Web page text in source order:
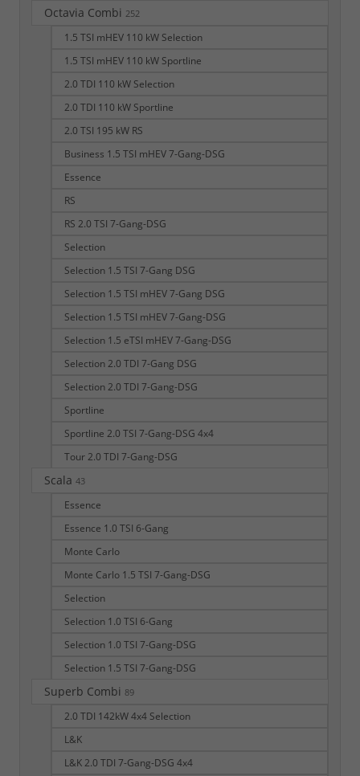
Octavia Combi 252
1.5 TSI mHEV 110 kW Selection
1.5 TSI mHEV 110 kW Sportline
2.0 TDI 110 kW Selection
2.0 TDI 110 kW Sportline
2.0 TSI 195 kW RS
Business 1.5 TSI mHEV 7-Gang-DSG
Essence
RS
RS 2.0 TSI 7-Gang-DSG
Selection
Selection 1.5 TSI 7-Gang DSG
Selection 1.5 TSI mHEV 7-Gang DSG
Selection 1.5 TSI mHEV 7-Gang-DSG
Selection 1.5 eTSI mHEV 7-Gang-DSG
Selection 2.0 TDI 7-Gang DSG
Selection 2.0 TDI 7-Gang-DSG
Sportline
Sportline 2.0 TSI 7-Gang-DSG 4x4
Tour 2.0 TDI 7-Gang-DSG
Scala 43
Essence
Essence 1.0 TSI 6-Gang
Monte Carlo
Monte Carlo 1.5 TSI 7-Gang-DSG
Selection
Selection 1.0 TSI 6-Gang
Selection 1.0 TSI 7-Gang-DSG
Selection 1.5 TSI 7-Gang-DSG
Superb Combi 89
2.0 TDI 142kW 4x4 Selection
L&K
L&K 2.0 TDI 7-Gang-DSG 4x4